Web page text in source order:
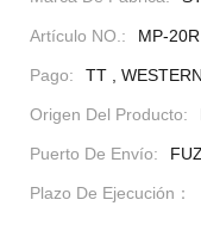
Artículo NO.: MP-20R
Pago: TT ,
Origen Del Producto:
Puerto De Envío:
Plazo De Ejecución：